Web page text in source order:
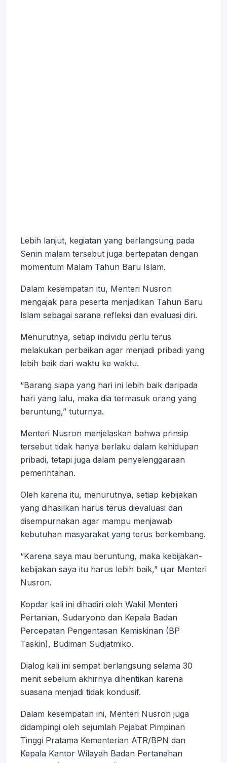
Lebih lanjut, kegiatan yang berlangsung pada
Senin malam tersebut juga bertepatan dengan
momentum Malam Tahun Baru Islam.
Dalam kesempatan itu, Menteri Nusron
mengajak para peserta menjadikan Tahun Baru
Islam sebagai sarana refleksi dan evaluasi diri.
Menurutnya, setiap individu perlu terus
melakukan perbaikan agar menjadi pribadi yang
lebih baik dari waktu ke waktu.
“Barang siapa yang hari ini lebih baik daripada
hari yang lalu, maka dia termasuk orang yang
beruntung,” tuturnya.
Menteri Nusron menjelaskan bahwa prinsip
tersebut tidak hanya berlaku dalam kehidupan
pribadi, tetapi juga dalam penyelenggaraan
pemerintahan.
Oleh karena itu, menurutnya, setiap kebijakan
yang dihasilkan harus terus dievaluasi dan
disempurnakan agar mampu menjawab
kebutuhan masyarakat yang terus berkembang.
“Karena saya mau beruntung, maka kebijakan-
kebijakan saya itu harus lebih baik,” ujar Menteri
Nusron.
Kopdar kali ini dihadiri oleh Wakil Menteri
Pertanian, Sudaryono dan Kepala Badan
Percepatan Pengentasan Kemiskinan (BP
Taskin), Budiman Sudjatmiko.
Dialog kali ini sempat berlangsung selama 30
menit sebelum akhirnya dihentikan karena
suasana menjadi tidak kondusif.
Dalam kesempatan ini, Menteri Nusron juga
didampingi oleh sejumlah Pejabat Pimpinan
Tinggi Pratama Kementerian ATR/BPN dan
Kepala Kantor Wilayah Badan Pertanahan